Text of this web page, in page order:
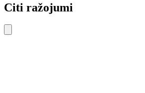
Citi ražojumi